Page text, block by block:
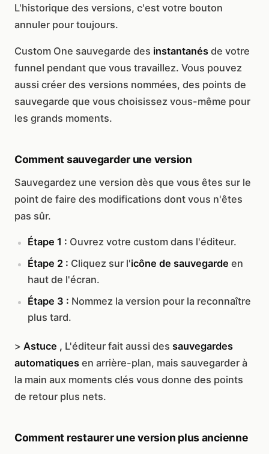
L'historique des versions, c'est votre bouton
annuler pour toujours.
Custom One sauvegarde des instantanés de votre
funnel pendant que vous travaillez. Vous pouvez
aussi créer des versions nommées, des points de
sauvegarde que vous choisissez vous-même pour
les grands moments.
Comment sauvegarder une version
Sauvegardez une version dès que vous êtes sur le
point de faire des modifications dont vous n'êtes
pas sûr.
Étape 1 : Ouvrez votre custom dans l'éditeur.
Étape 2 : Cliquez sur l'icône de sauvegarde en
haut de l'écran.
Étape 3 : Nommez la version pour la reconnaître
plus tard.
> Astuce , L'éditeur fait aussi des sauvegardes
automatiques en arrière-plan, mais sauvegarder à
la main aux moments clés vous donne des points
de retour plus nets.
Comment restaurer une version plus ancienne